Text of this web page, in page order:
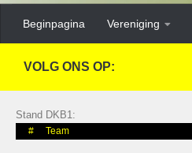
Beginpagina Vereniging
VOLG ONS OP:
Stand DKB1:
# Team